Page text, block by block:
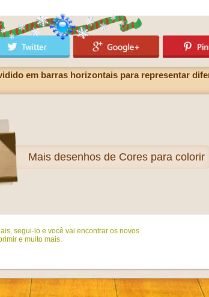
em barras horizontais para representar
Mais desenhos de Cores para colorir
segui-lo e você vai encontrar os novos
e muito mais.